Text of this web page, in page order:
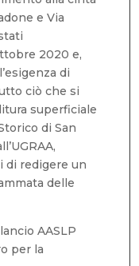
e Via
2020 e,
di
ciò che si
superficiale
di San
di redigere un
delle
AASLP
per la